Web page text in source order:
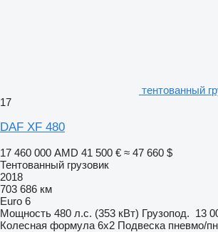
тентованный
17
DAF XF 480
17 460 000 AMD 41 500 € ≈ 47 660 $
Тентованный грузовик
2018
703 686 км
Euro 6
Мощность 480 л.с. (353 кВт) Грузопод. 13
Колесная формула 6x2 Подвеска пневмо/